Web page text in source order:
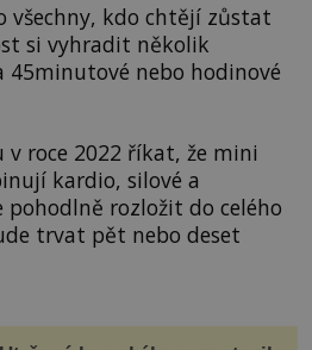
všechny, kdo chtějí zůstat
si vyhradit několik
nebo hodinové
roce 2022 říkat, že mini
kardio, silové a
pohodlně rozložit do celého
trvat pět nebo deset